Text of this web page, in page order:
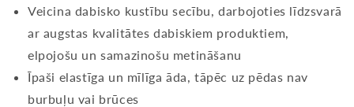
Veicina dabisko kustību secību, darbojoties līdzsvarā
ar augstas kvalitātes dabiskiem produktiem,
elpojošu un samazinošu metināšanu
Īpaši elastīga un mīlīga āda, tāpēc uz pēdas nav
burbuļu vai brūces